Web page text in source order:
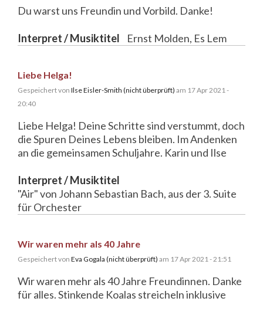
Du warst uns Freundin und Vorbild. Danke!
Interpret / Musiktitel Ernst Molden, Es Lem
Liebe Helga!
Gespeichert von Ilse Eisler-Smith (nicht überprüft) am 17 Apr 2021 -
20:40
Liebe Helga! Deine Schritte sind verstummt, doch
die Spuren Deines Lebens bleiben. Im Andenken
an die gemeinsamen Schuljahre. Karin und Ilse
Interpret / Musiktitel
"Air" von Johann Sebastian Bach, aus der 3. Suite
für Orchester
Wir waren mehr als 40 Jahre
Gespeichert von Eva Gogala (nicht überprüft) am 17 Apr 2021 - 21:51
Wir waren mehr als 40 Jahre Freundinnen. Danke
für alles. Stinkende Koalas streicheln inklusive